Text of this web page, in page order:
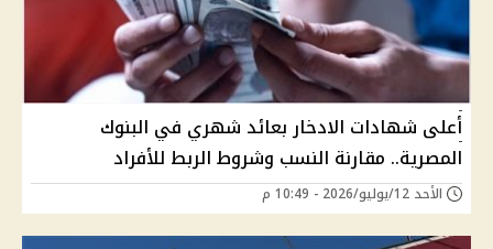
أعلى شهادات الادخار بعائد شهري في البنوك
المصرية.. مقارنة النسب وشروط الربط للأفراد
الأحد 12/يوليو/2026 - 10:49 م